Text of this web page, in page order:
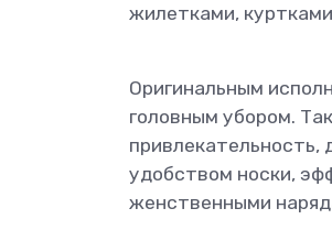
жилетками,
Оригинальным
головным убором.
удобством носки,
женственными